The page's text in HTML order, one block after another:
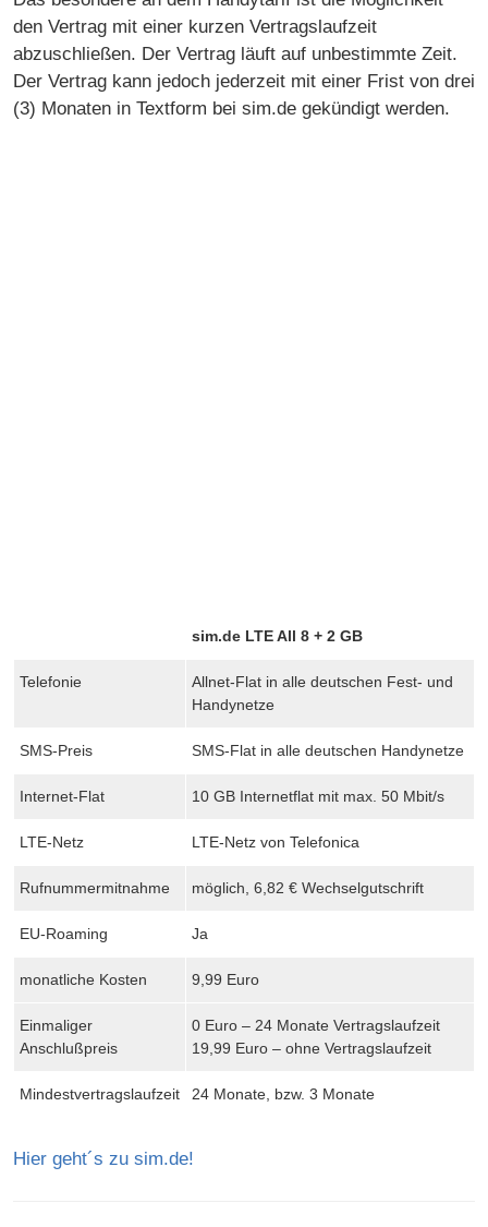
den Vertrag mit einer kurzen Vertragslaufzeit
abzuschließen. Der Vertrag läuft auf unbestimmte Zeit.
Der Vertrag kann jedoch jederzeit mit einer Frist von drei
(3) Monaten in Textform bei sim.de gekündigt werden.
sim.de LTE All 8 + 2 GB
Telefonie
Allnet-Flat in alle deutschen Fest- und
Handynetze
SMS-Preis SMS-Flat in alle deutschen Handynetze
Internet-Flat 10 GB Internetflat mit max. 50 Mbit/s
LTE-Netz LTE-Netz von Telefonica
Rufnummermitnahme möglich, 6,82 € Wechselgutschrift
EU-Roaming Ja
monatliche Kosten 9,99 Euro
Einmaliger
Anschlußpreis
0 Euro – 24 Monate Vertragslaufzeit
19,99 Euro – ohne Vertragslaufzeit
Mindestvertragslaufzeit 24 Monate, bzw. 3 Monate
Hier geht´s zu sim.de!